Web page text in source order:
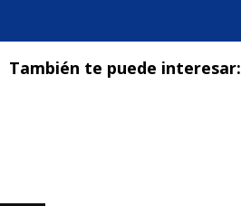
También te puede interesar: